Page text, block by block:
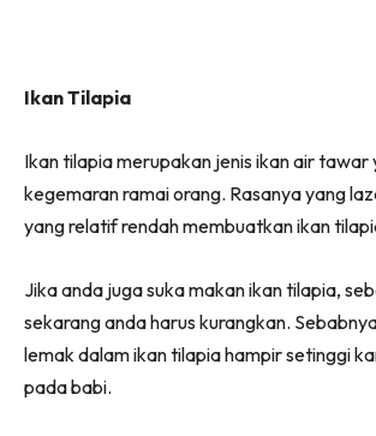
Ikan Tilapia
Ikan tilapia merupakan jenis ikan air tawar
kegemaran ramai orang. Rasanya yang
yang relatif rendah membuatkan ikan
Jika anda juga suka makan ikan tilapia,
sekarang anda harus kurangkan.
lemak dalam ikan tilapia hampir setinggi
pada babi.